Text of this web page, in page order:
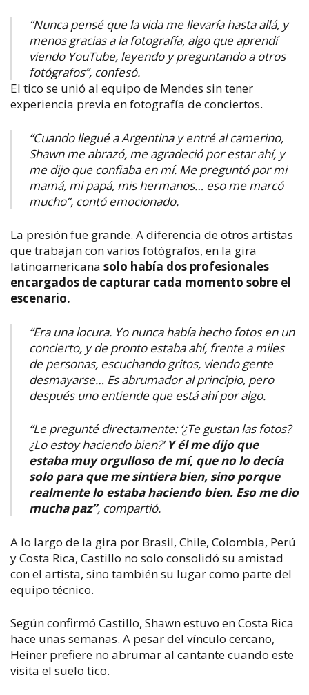
“Nunca pensé que la vida me llevaría hasta allá, y
menos gracias a la fotografía, algo que aprendí
viendo YouTube, leyendo y preguntando a otros
fotógrafos”, confesó.
El tico se unió al equipo de Mendes sin tener
experiencia previa en fotografía de conciertos.
“Cuando llegué a Argentina y entré al camerino,
Shawn me abrazó, me agradeció por estar ahí, y
me dijo que confiaba en mí. Me preguntó por mi
mamá, mi papá, mis hermanos… eso me marcó
mucho”, contó emocionado.
La presión fue grande. A diferencia de otros artistas
que trabajan con varios fotógrafos, en la gira
latinoamericana solo había dos profesionales
encargados de capturar cada momento sobre el
escenario.
“Era una locura. Yo nunca había hecho fotos en un
concierto, y de pronto estaba ahí, frente a miles
de personas, escuchando gritos, viendo gente
desmayarse… Es abrumador al principio, pero
después uno entiende que está ahí por algo.
“Le pregunté directamente: ‘¿Te gustan las fotos?
¿Lo estoy haciendo bien?’Y él me dijo que
estaba muy orgulloso de mí, que no lo decía
solo para que me sintiera bien, sino porque
realmente lo estaba haciendo bien. Eso me dio
mucha paz”, compartió.
A lo largo de la gira por Brasil, Chile, Colombia, Perú
y Costa Rica, Castillo no solo consolidó su amistad
con el artista, sino también su lugar como parte del
equipo técnico.
Según confirmó Castillo, Shawn estuvo en Costa Rica
hace unas semanas. A pesar del vínculo cercano,
Heiner prefiere no abrumar al cantante cuando este
visita el suelo tico.